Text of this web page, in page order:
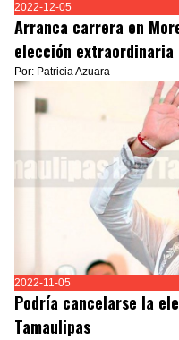
2022-12-05
Arranca carrera en
elección extraordinaria
Por: Patricia Azuara
2022-11-05
Podría cancelarse la
Tamaulipas